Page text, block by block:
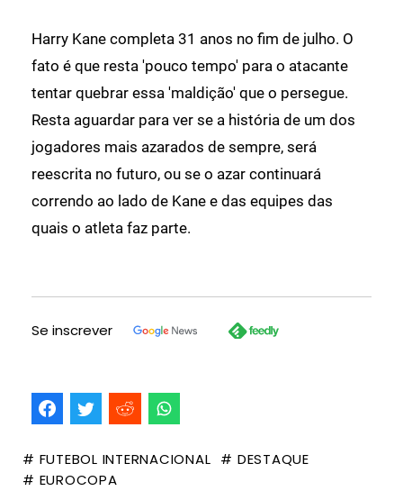
Harry Kane completa 31 anos no fim de julho. O
fato é que resta 'pouco tempo' para o atacante
tentar quebrar essa 'maldição' que o persegue.
Resta aguardar para ver se a história de um dos
jogadores mais azarados de sempre, será
reescrita no futuro, ou se o azar continuará
correndo ao lado de Kane e das equipes das
quais o atleta faz parte.
Se inscrever
# FUTEBOL INTERNACIONAL # DESTAQUE
# EUROCOPA